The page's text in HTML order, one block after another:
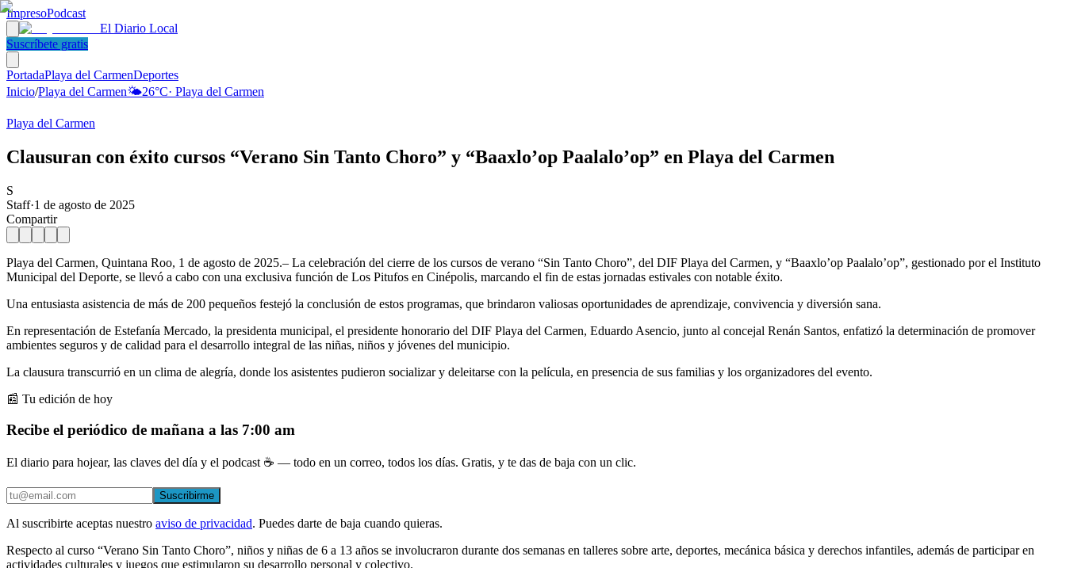
ImpresoPodcast
El Diario Local
Suscríbete gratis
PortadaPlaya del CarmenDeportes
Inicio/Playa del Carmen🌤️26°C· Playa del Carmen
Playa del Carmen
Clausuran con éxito cursos “Verano Sin Tanto Choro” y “Baaxlo’op Paalalo’op” en Playa del Carmen
S
Staff·1 de agosto de 2025
Compartir
Playa del Carmen, Quintana Roo, 1 de agosto de 2025.– La celebración del cierre de los cursos de verano “Sin Tanto Choro”, del DIF Playa del Carmen, y “Baaxlo’op Paalalo’op”, gestionado por el Instituto
Municipal del Deporte, se llevó a cabo con una exclusiva función de Los Pitufos en Cinépolis, marcando el fin de estas jornadas estivales con notable éxito.
Una entusiasta asistencia de más de 200 pequeños festejó la conclusión de estos programas, que brindaron valiosas oportunidades de aprendizaje, convivencia y diversión sana.
En representación de Estefanía Mercado, la presidenta municipal, el presidente honorario del DIF Playa del Carmen, Eduardo Asencio, junto al concejal Renán Santos, enfatizó la determinación de promover
ambientes seguros y de calidad para el desarrollo integral de las niñas, niños y jóvenes del municipio.
La clausura transcurrió en un clima de alegría, donde los asistentes pudieron socializar y deleitarse con la película, en presencia de sus familias y los organizadores del evento.
📰 Tu edición de hoy
Recibe el periódico de mañana a las 7:00 am
El diario para hojear, las claves del día y el podcast ☕ — todo en un correo, todos los días. Gratis, y te das de baja con un clic.
Suscribirme
Al suscribirte aceptas nuestro aviso de privacidad. Puedes darte de baja cuando quieras.
Respecto al curso “Verano Sin Tanto Choro”, niños y niñas de 6 a 13 años se involucraron durante dos semanas en talleres sobre arte, deportes, mecánica básica y derechos infantiles, además de participar en
actividades culturales y juegos que estimularon su desarrollo personal y colectivo.